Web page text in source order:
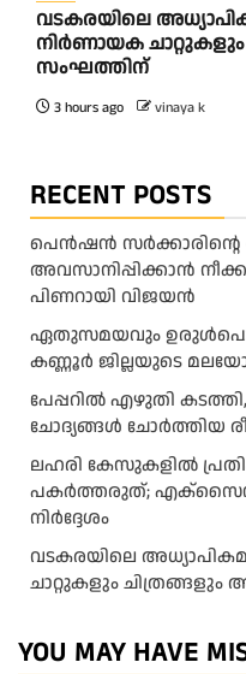
വടകരയിലെ
നിർണായക
സംഘത്തിന്
3 hours ago vinaya k
RECENT POSTS
പെൻഷൻ സർക്കാരിന്റെ
അവസാനിപ്പിക്കാൻ
പിണറായി വിജയൻ
ഏതുസമയവും
കണ്ണൂർ ജില്ലയുടെ
പേപ്പറിൽ എഴുതി കടത്തി,
ചോദ്യങ്ങൾ ചോർത്തിയ
ലഹരി കേസുകളിൽ
പകർത്തരുത്; എക്‌സൈസ്
നിർദ്ദേശം
വടകരയിലെ
ചാറ്റുകളും
YOU MAY HAVE